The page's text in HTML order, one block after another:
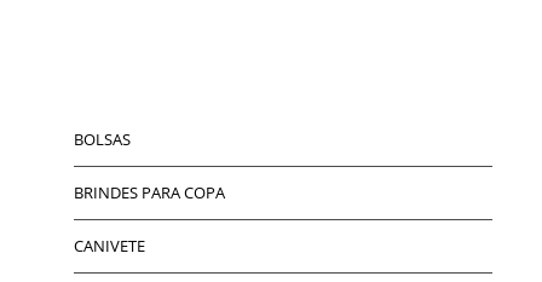
BOLSAS
BRINDES PARA COPA
CANIVETE